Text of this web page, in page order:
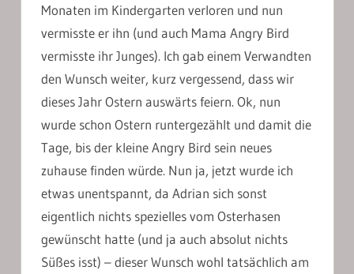
Monaten im Kindergarten verloren und nun
vermisste er ihn (und auch Mama Angry Bird
vermisste ihr Junges). Ich gab einem Verwandten
den Wunsch weiter, kurz vergessend, dass wir
dieses Jahr Ostern auswärts feiern. Ok, nun
wurde schon Ostern runtergezählt und damit die
Tage, bis der kleine Angry Bird sein neues
zuhause finden würde. Nun ja, jetzt wurde ich
etwas unentspannt, da Adrian sich sonst
eigentlich nichts spezielles vom Osterhasen
gewünscht hatte (und ja auch absolut nichts
Süßes isst) – dieser Wunsch wohl tatsächlich am